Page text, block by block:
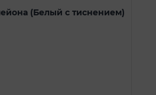
(Белый с тиснением)